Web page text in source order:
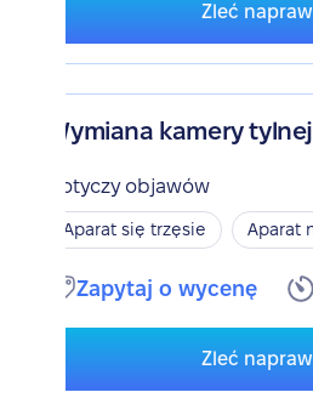
Zleć
Wymiana kamery tylnej
Dotyczy objawów
Aparat się trzęsie Aparat
Zapytaj o wycenę
Zleć